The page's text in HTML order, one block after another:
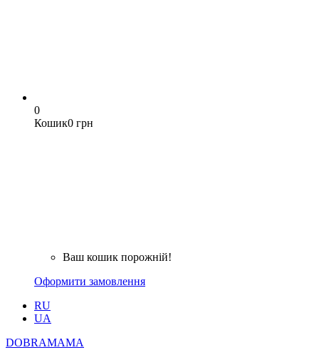
0
Кошик0 грн
Ваш кошик порожній!
Оформити замовлення
RU
UA
DOBRAMAMA